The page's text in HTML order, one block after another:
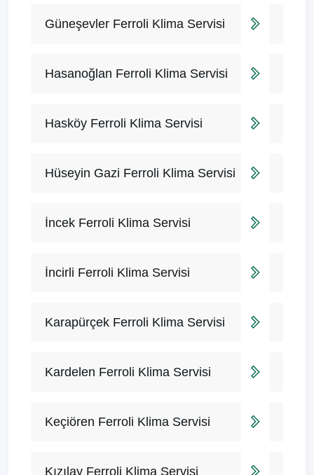
Güneşevler Ferroli Klima Servisi
Hasanoğlan Ferroli Klima Servisi
Hasköy Ferroli Klima Servisi
Hüseyin Gazi Ferroli Klima Servisi
İncek Ferroli Klima Servisi
İncirli Ferroli Klima Servisi
Karapürçek Ferroli Klima Servisi
Kardelen Ferroli Klima Servisi
Keçiören Ferroli Klima Servisi
Kızılay Ferroli Klima Servisi